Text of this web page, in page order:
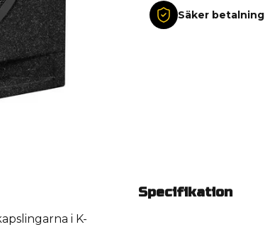
Säker betalning
i K-
Specifikation